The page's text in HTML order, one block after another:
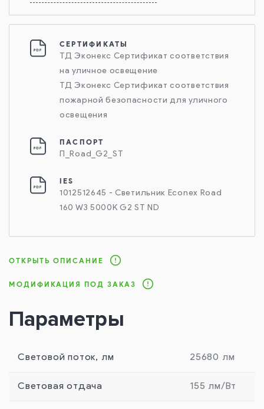
СЕРТИФИКАТЫ
ТД Эконекс Сертификат соответствия
на уличное освещение
ТД Эконекс Сертификат соответствия
пожарной безопасности для уличного
освещения
ПАСПОРТ
П_Road_G2_ST
IES
1012512645 - Светильник Econex Road
160 W3 5000K G2 ST ND
ОТКРЫТЬ ОПИСАНИЕ
МОДИФИКАЦИЯ ПОД ЗАКАЗ
Параметры
Световой поток, лм 25680 лм
Световая отдача 155 лм/Вт